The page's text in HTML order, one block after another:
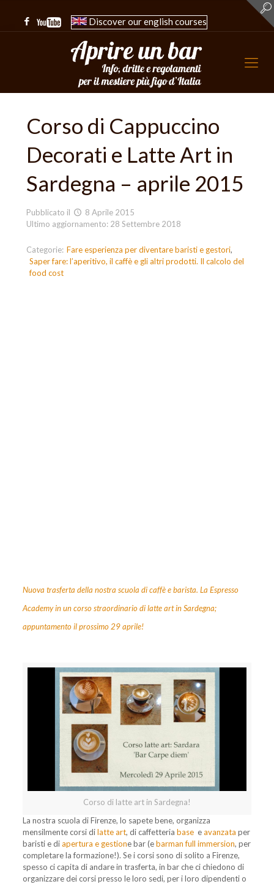
Discover our english courses
Corso di Cappuccino
Decorati e Latte Art in
Sardegna – aprile 2015
Pubblicato il
8 Aprile 2015
Ultimo aggiornamento: 28 Settembre 2018
Categorie: Fare esperienza per diventare baristi e gestori
Saper fare: l’aperitivo, il caffè e gli altri prodotti. Il calcolo del
food cost
Nuova trasferta della nostra scuola di caffè e barista. La Espresso
Academy in un corso straordinario di latte art in Sardegna;
appuntamento il prossimo 29 aprile!
Corso di latte art in Sardegna!
La nostra scuola di Firenze, lo sapete bene, organizza
mensilmente corsi dilatte art, di caffetteria baseeavanzata per
baristie diapertura e gestione bar (ebarman full immersion, per
completare la formazione!). Se i corsi sono di solito a Firenze,
spesso ci capita di andare in trasferta, in bar che ci chiedono di
organizzare dei corsi presso le loro sedi, per i loro dipendenti o